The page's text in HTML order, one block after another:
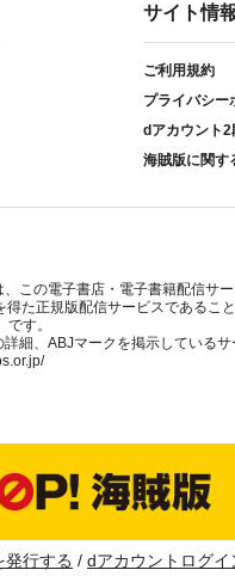
サイト情
ご利用規約
プライバシー
dアカウント
海賊版に関す
、この電子書店・電子書籍配信サ
得た正規版配信サービスであるこ
す。
詳細、ABJマークを掲示している
発行する dアカウントログイ